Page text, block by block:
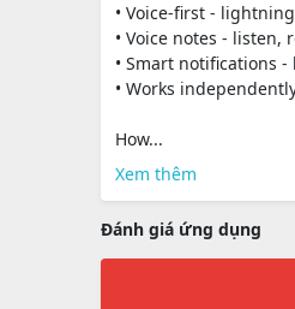
• Voice-first -
• Voice notes - listen,
• Smart notifications
• Works
How...
Xem thêm
Đánh giá ứng dụng